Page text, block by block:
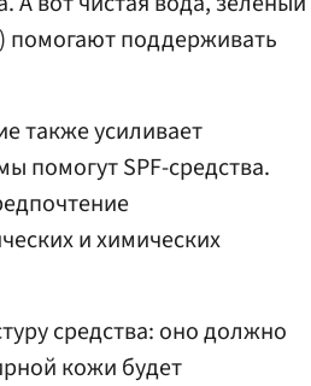
помогают поддерживать
также усиливает
помогут SPF-средства.
и химических
средства: оно должно
кожи будет